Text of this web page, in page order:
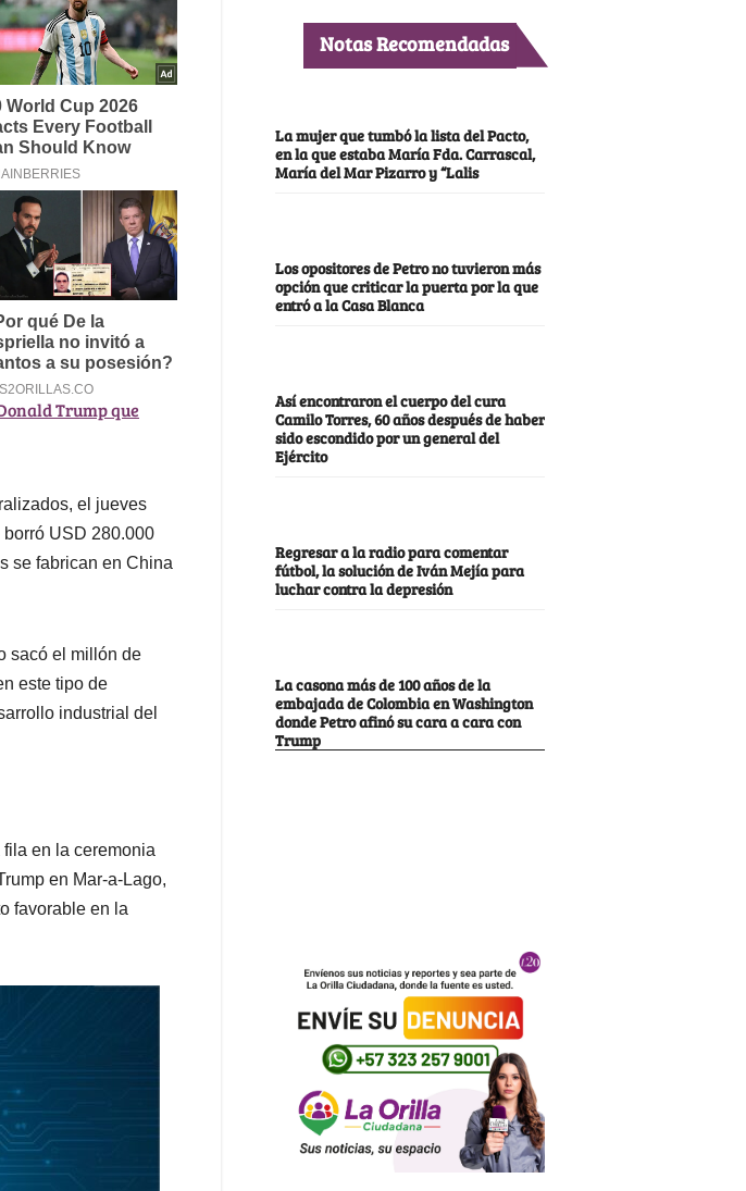
Trump que
el jueves
USD 280.000
se fabrican en China
sacó el millón de
este tipo de
industrial del
fila en la ceremonia
en Mar-a-Lago,
favorable en la
Notas Recomendadas
La mujer que tumbó la lista del Pacto,
en la que estaba María Fda. Carrascal,
María del Mar Pizarro y “Lalis
Los opositores de Petro no tuvieron más
opción que criticar la puerta por la que
entró a la Casa Blanca
Así encontraron el cuerpo del cura
Camilo Torres, 60 años después de haber
sido escondido por un general del
Ejército
Regresar a la radio para comentar
fútbol, la solución de Iván Mejía para
luchar contra la depresión
La casona más de 100 años de la
embajada de Colombia en Washington
donde Petro afinó su cara a cara con
Trump